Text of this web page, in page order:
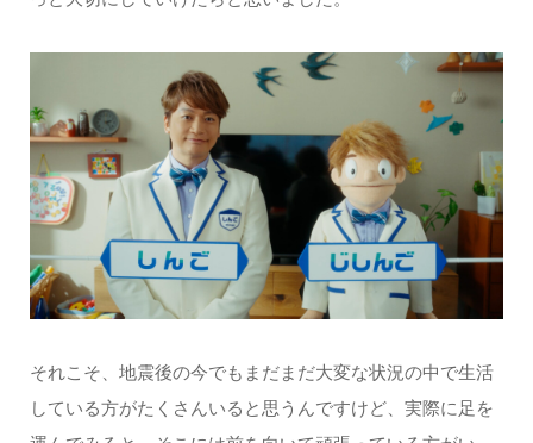
それこそ、地震後の今でもまだまだ大変な状況の中で生活
している方がたくさんいると思うんですけど、実際に足を